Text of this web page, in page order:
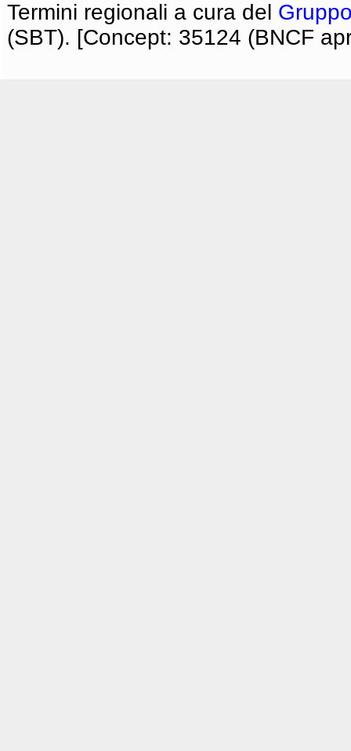
Termini regionali a cura del
(SBT). [Concept: 35124 (BNCF